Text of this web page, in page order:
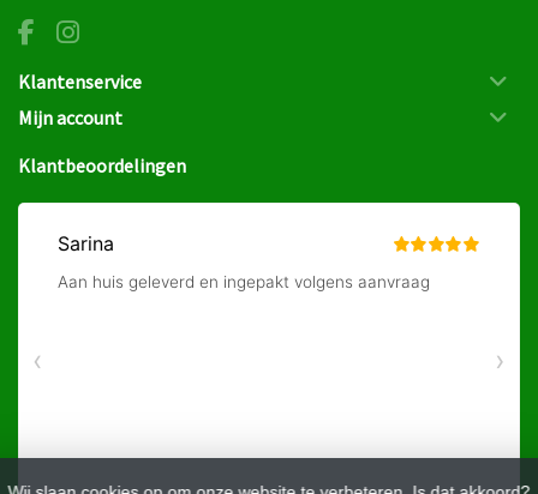
Klantenservice
Mijn account
Klantbeoordelingen